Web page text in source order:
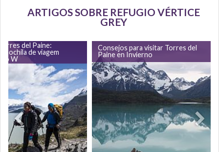
ARTIGOS SOBRE REFUGIO VÉRTICE
GREY
del Paine:
de viagem
W
Consejos para visitar Torres del
Paine en Invierno